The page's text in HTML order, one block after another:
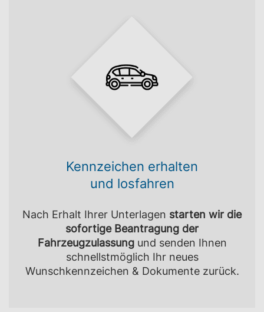
Kennzeichen erhalten
und losfahren
Nach Erhalt Ihrer Unterlagen starten wir die
sofortige Beantragung der
Fahrzeugzulassungund senden Ihnen
schnellstmöglich Ihr neues
Wunschkennzeichen & Dokumente zurück.